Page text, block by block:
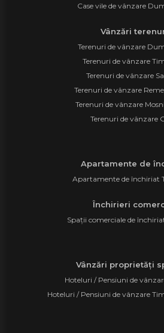
Case vile de vânzare
Vânzări
Terenuri de vânzare
Terenuri de vânzare
Terenuri de vânzare
Terenuri de vânzare
Terenuri de vânzare
Terenuri de vânzare
Apartamente de
Apartamente de închiriat
Închirieri
Spații comerciale de
Vânzări proprietăți
Hoteluri / Pensiuni de
Hoteluri / Pensiuni de vânzare